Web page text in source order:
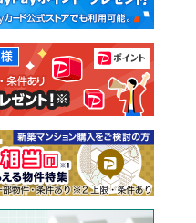
中古一戸建て
土地